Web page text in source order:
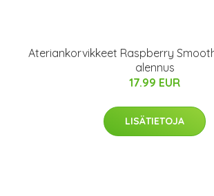
Ateriankorvikkeet Raspberry
alennus
17.99 EUR
LISÄTIETOJA